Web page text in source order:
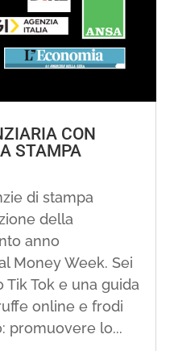
CON
STAMPA
di stampa
della
anno
Money Week. Sei
Tok e una guida
online e frodi
promuovere lo...